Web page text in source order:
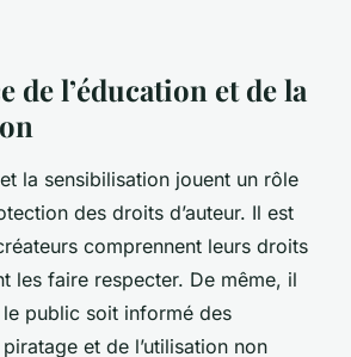
de l’éducation et de la
la sensibilisation jouent un rôle
des droits d’auteur. Il est
comprennent leurs droits
les faire respecter. De même, il
public soit informé des
et de l’utilisation non